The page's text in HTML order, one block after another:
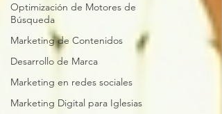
Optimización de Motores de
Búsqueda
Marketing de Contenidos
Desarrollo de Marca
Marketing en redes sociales
Marketing Digital para Iglesias